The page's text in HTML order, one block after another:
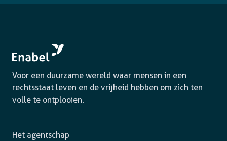
Voor een duurzame wereld waar mensen in een
rechtsstaat leven en de vrijheid hebben om zich ten
volle te ontplooien.
Het agentschap